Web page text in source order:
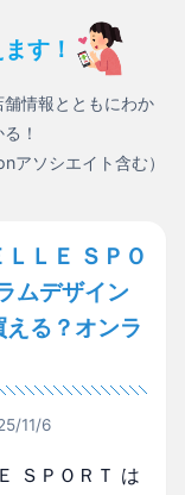
す！
情報とともにわか
！
アソシエイト含む）
ＬＥ ＳＰＯ
ムデザイン
る？オンラ
11/6
ＳＰＯＲＴ は